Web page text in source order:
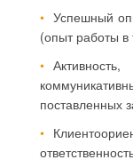
Успешный
(опыт работы в
поставленных